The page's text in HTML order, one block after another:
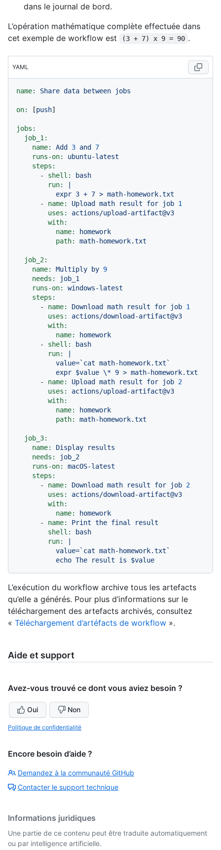
dans le journal de bord.
L’opération mathématique complète effectuée dans
cet exemple de workflow est
(3 + 7) x 9 = 90 .
YAML
name: Share data between jobs
on: [push]
jobs:
job_1:
name:
Add 3 and
7
runs-on:
ubuntu-latest
steps:
-
shell:
bash
run:
-
name: Upload math result for job 1
uses:
actions/upload-artifact@v3
with:
name:
homework
path:
math-homework.txt
job_2:
name:
Multiply by 9
needs:
job_1
runs-on:
windows-latest
steps:
-
name: Download math result for job 1
uses:
actions/download-artifact@v3
with:
name:
homework
-
shell:
bash
run:
-
name: Upload math result for job 2
uses:
actions/upload-artifact@v3
with:
name:
homework
path:
math-homework.txt
job_3:
name:
Display
results
needs:
job_2
runs-on:
macOS-latest
steps:
-
name: Download math result for job 2
uses:
actions/download-artifact@v3
with:
name:
homework
-
name: Print the final
result
shell:
bash
run:
L’exécution du workflow archive tous les artefacts
qu’elle a générés. Pour plus d’informations sur le
téléchargement des artefacts archivés, consultez
« Téléchargement d’artéfacts de workflow ».
Aide et support
Avez-vous trouvé ce dont vous aviez besoin ?
Oui Non
Politique de confidentialité
Encore besoin d’aide ?
Demandez à la communauté GitHub
Contacter le support technique
Informations juridiques
Une partie de ce contenu peut être traduite automatiquement
ou par intelligence artificielle.